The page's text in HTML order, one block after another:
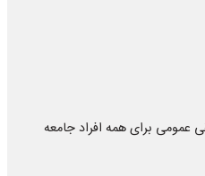
عمومی برای همه افراد جامعه